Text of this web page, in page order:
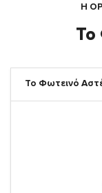
Η
Το
Το Φωτεινό